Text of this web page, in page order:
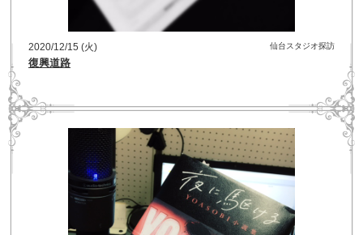
2020/12/15 (火) 仙台スタジオ探訪
復興道路